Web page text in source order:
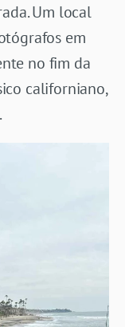
Um local
em
no fim da
californiano,